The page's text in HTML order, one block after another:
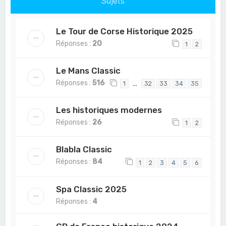
Le Tour de Corse Historique 2025
Réponses : 20 1 2
Le Mans Classic
Réponses :516 1 … 32 33 34 35
Les historiques modernes
Réponses : 26 1 2
Blabla Classic
Réponses : 84 1 2 3 4 5 6
Spa Classic 2025
Réponses : 4